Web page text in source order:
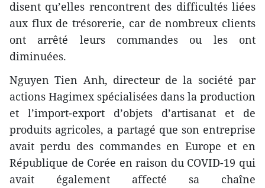
disent qu’elles rencontrent des difficultés liées
aux flux de trésorerie, car de nombreux clients
ont arrêté leurs commandes ou les ont
diminuées.
Nguyen Tien Anh, directeur de la société par
actions Hagimex spécialisées dans la production
et l’import-export d’objets d’artisanat et de
produits agricoles, a partagé que son entreprise
avait perdu des commandes en Europe et en
République de Corée en raison du COVID-19 qui
avait également affecté sa chaîne